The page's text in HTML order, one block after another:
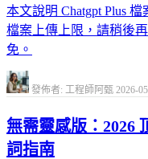
本文說明 Chatgpt Plus
檔案上傳上限，請稍後
免。
發佈者: 工程師阿甄 2026-
無需靈感版：2026
詞指南